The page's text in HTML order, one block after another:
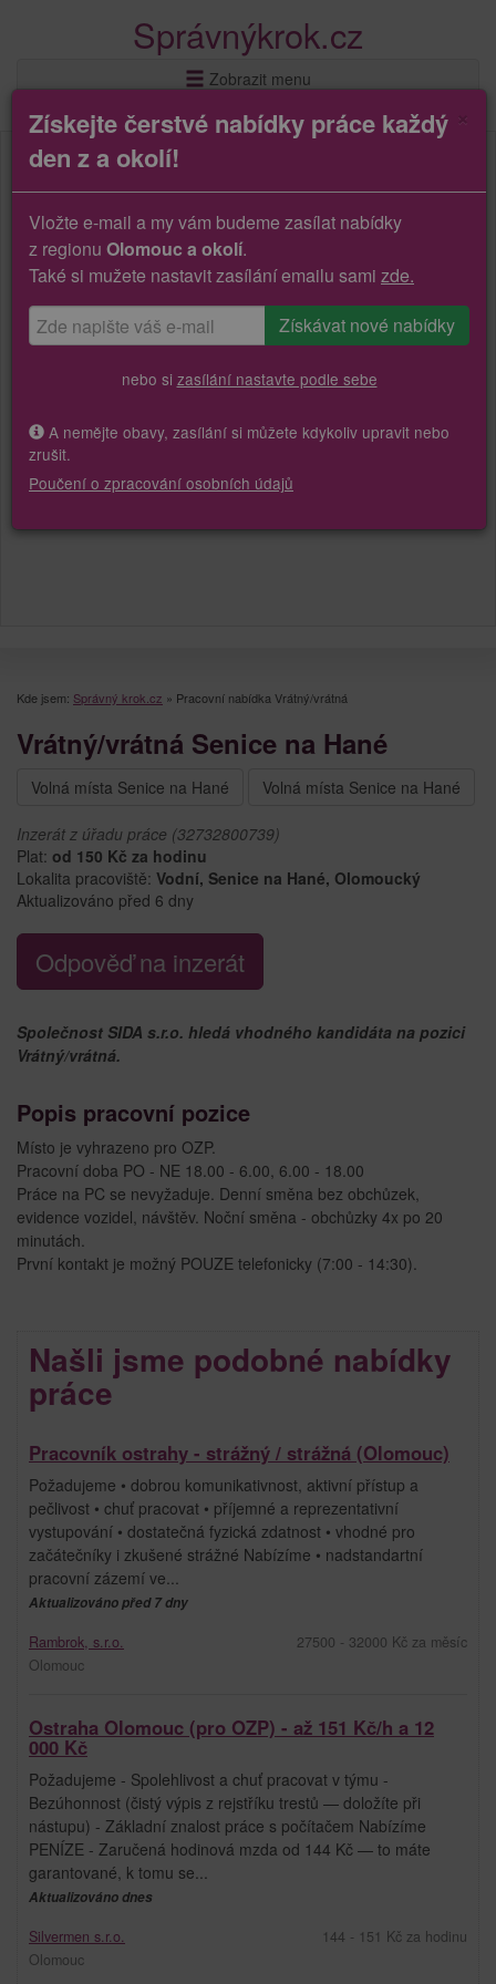
Správnýkrok.cz
Zobrazit menu
Kde jsem: Správný krok.cz » Pracovní nabídka Vrátný/vrátná
Vrátný/vrátná Senice na Hané
Volná místa Senice na Hané Volná místa Senice na Hané
Inzerát z úřadu práce (32732800739)
Plat: od 150 Kč za hodinu
Lokalita pracoviště: Vodní, Senice na Hané, Olomoucký
Aktualizováno před 6 dny
Odpověď na inzerát
Společnost SIDA s.r.o. hledá vhodného kandidáta na pozici
Vrátný/vrátná.
Popis pracovní pozice
Místo je vyhrazeno pro OZP.
Pracovní doba PO - NE 18.00 - 6.00, 6.00 - 18.00
Práce na PC se nevyžaduje. Denní směna bez obchůzek,
evidence vozidel, návštěv. Noční směna - obchůzky 4x po 20
minutách.
První kontakt je možný POUZE telefonicky (7:00 - 14:30).
Našli jsme podobné nabídky
práce
Pracovník ostrahy - strážný / strážná (Olomouc)
Požadujeme • dobrou komunikativnost, aktivní přístup a
pečlivost • chuť pracovat • příjemné a reprezentativní
vystupování • dostatečná fyzická zdatnost • vhodné pro
začátečníky i zkušené strážné Nabízíme • nadstandartní
pracovní zázemí ve...
Aktualizováno před 7 dny
Rambrok, s.r.o.
Olomouc
27500 - 32000 Kč za měsíc
Ostraha Olomouc (pro OZP) - až 151 Kč/h a 12
000 Kč
Požadujeme - Spolehlivost a chuť pracovat v týmu -
Bezúhonnost (čistý výpis z rejstříku trestů — doložíte při
nástupu) - Základní znalost práce s počítačem Nabízíme
PENÍZE - Zaručená hodinová mzda od 144 Kč — to máte
garantované, k tomu se...
Aktualizováno dnes
Silvermen s.r.o.
Olomouc
144 - 151 Kč za hodinu
Získejte čerstvé nabídky práce každý
den z a okolí!
Vložte e-mail a my vám budeme zasílat nabídky
z regionu Olomouc a okolí.
Také si mužete nastavit zasílání emailu sami zde.
nebo si zasílání nastavte podle sebe
A nemějte obavy, zasílání si můžete kdykoliv upravit nebo
zrušit.
Poučení o zpracování osobních údajů